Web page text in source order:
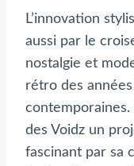
L’innovation
aussi par le
nostalgie et
rétro des
des Voidz un
fascinant par sa